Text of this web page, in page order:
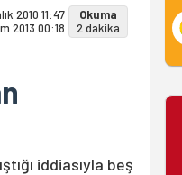
2010 11:47
2013 00:18
Okuma
2 dakika
iddiasıyla beş